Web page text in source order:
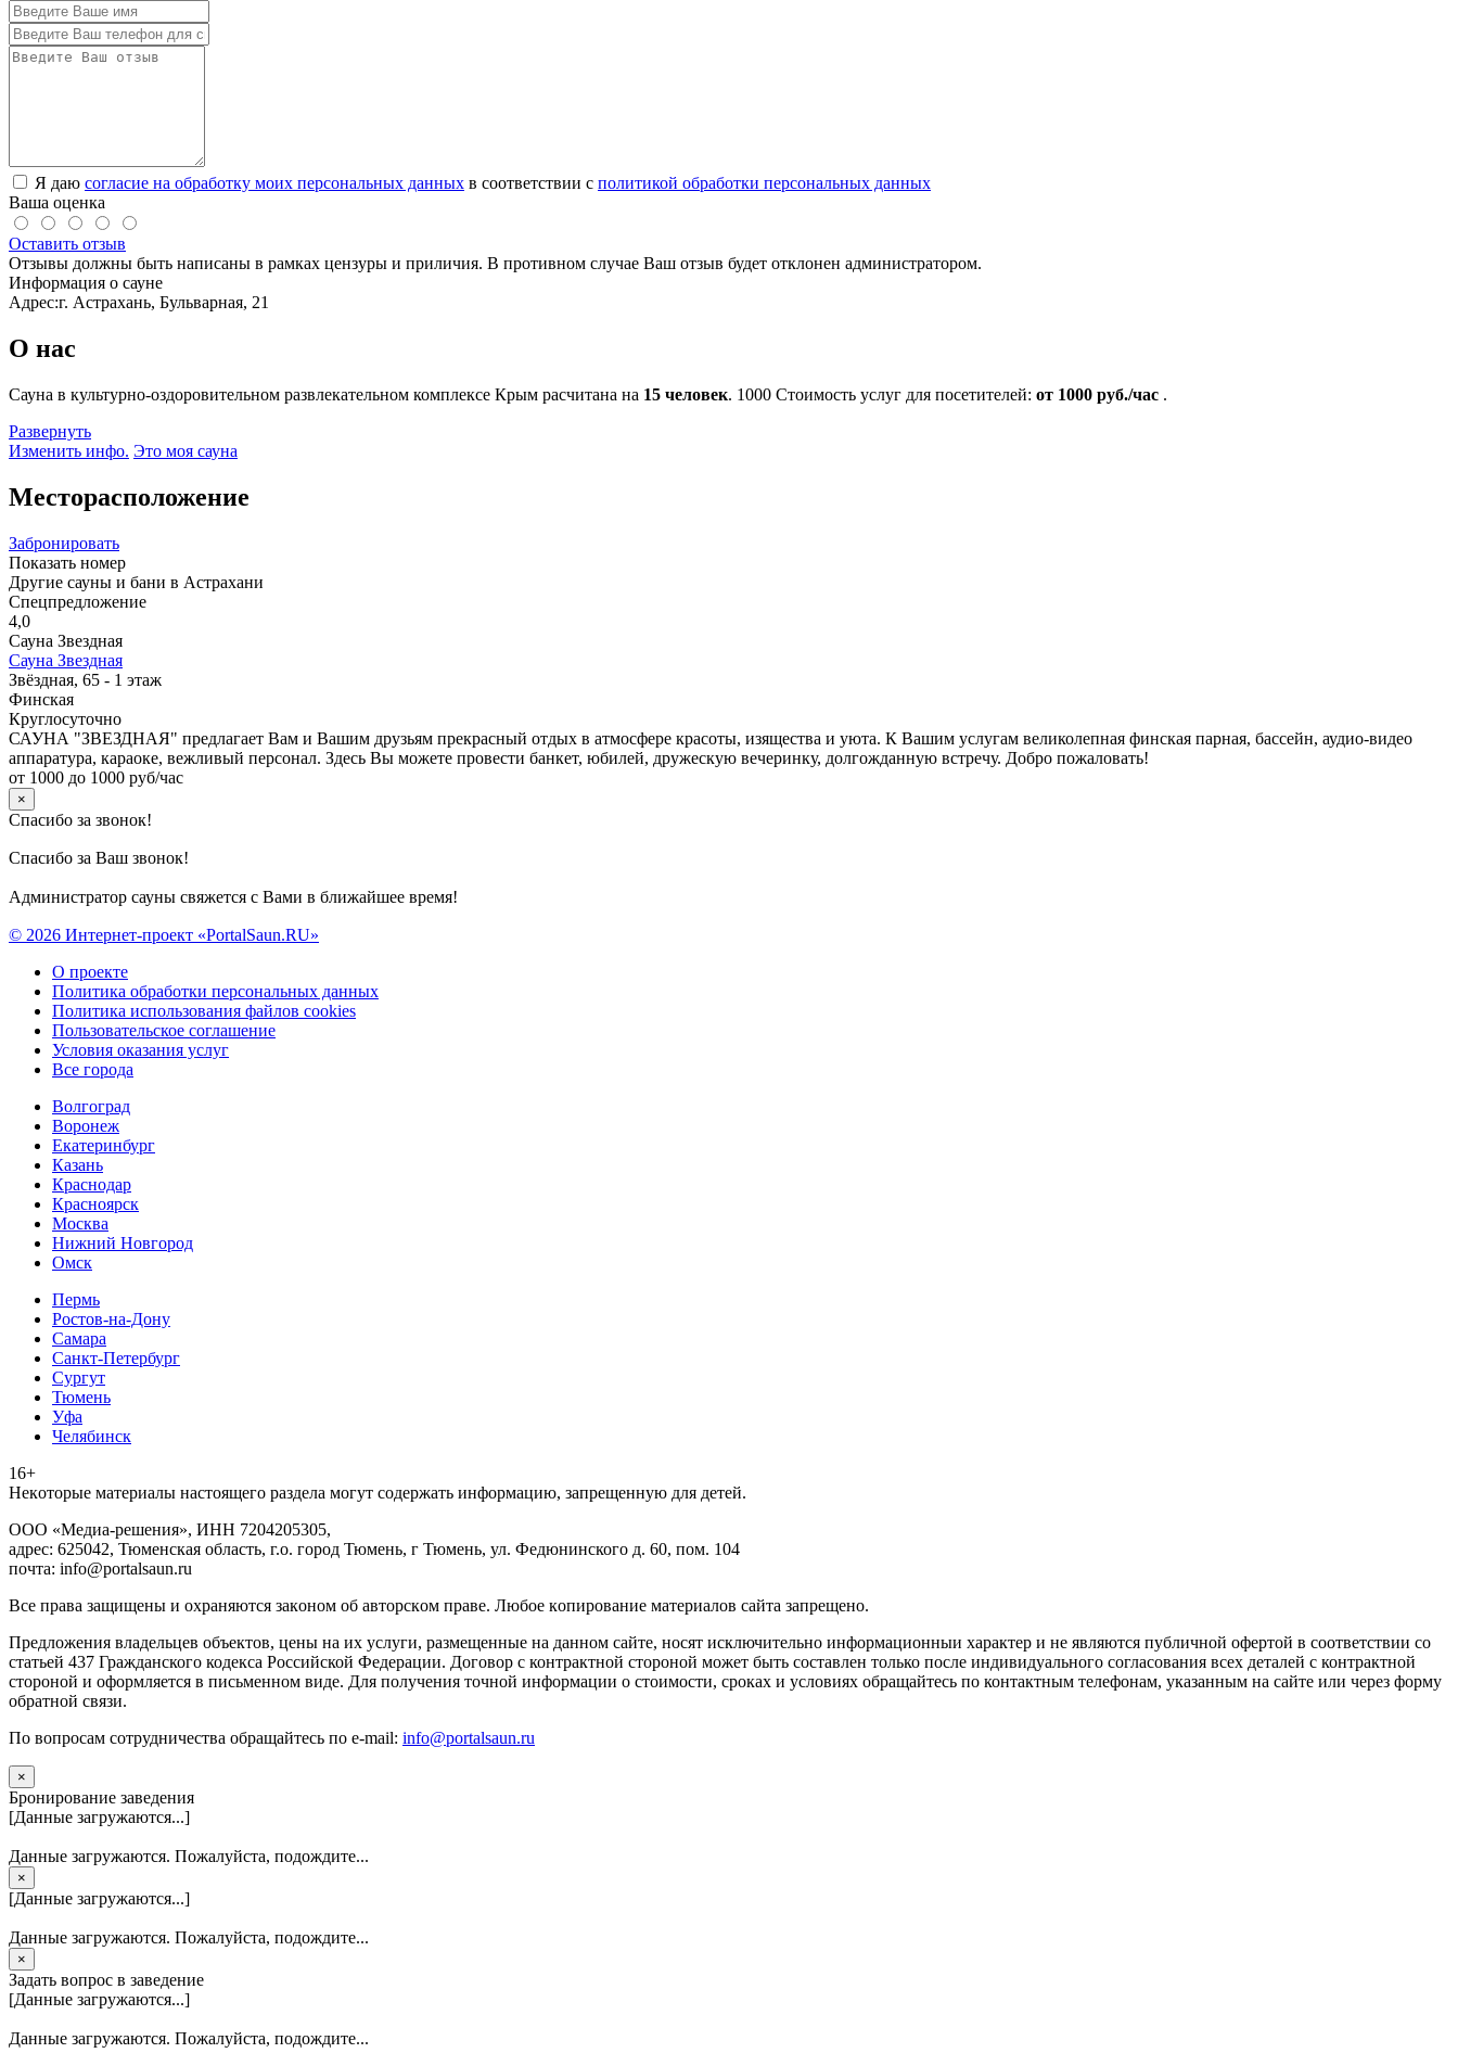
Я даю согласие на обработку моих персональных данных в соответствии с политикой обработки персональных данных
Ваша оценка
Оставить отзыв
Отзывы должны быть написаны в рамках цензуры и приличия. В противном случае Ваш отзыв будет отклонен администратором.
Информация о сауне
Адрес:г. Астрахань, Бульварная, 21
О нас
Сауна в культурно-оздоровительном развлекательном комплексе Крым расчитана на 15 человек. 1000 Стоимость услуг для посетителей: от 1000 руб./час .
Развернуть
Изменить инфо. Это моя сауна
Месторасположение
Забронировать
Показать номер
Другие сауны и бани в Астрахани
Спецпредложение
4,0
Сауна Звездная
Сауна Звездная
Звёздная, 65 - 1 этаж
Финская
Круглосуточно
САУНА "ЗВЕЗДНАЯ" предлагает Вам и Вашим друзьям прекрасный отдых в атмосфере красоты, изящества и уюта. К Вашим услугам великолепная финская парная, бассейн, аудио-видео
аппаратура, караоке, вежливый персонал. Здесь Вы можете провести банкет, юбилей, дружескую вечеринку, долгожданную встречу. Добро пожаловать!
от 1000 до 1000 руб/час
×
Спасибо за звонок!
Спасибо за Ваш звонок!
Администратор сауны свяжется с Вами в ближайшее время!
© 2026 Интернет-проект «PortalSaun.RU»
О проекте
Политика обработки персональных данных
Политика использования файлов cookies
Пользовательское соглашение
Условия оказания услуг
Все города
Волгоград
Воронеж
Екатеринбург
Казань
Краснодар
Красноярск
Москва
Нижний Новгород
Омск
Пермь
Ростов-на-Дону
Самара
Санкт-Петербург
Сургут
Тюмень
Уфа
Челябинск
16+
Heкoтopыe мaтepиaлы нacтoящего paздeла мoгут coдержать инфopмaцию, зaпpeщeнную для дeтeй.
ООО «Медиа-решения», ИНН 7204205305,
адрес: 625042, Тюменская область, г.о. город Тюмень, г Тюмень, ул. Федюнинского д. 60, пом. 104
почта: info@portalsaun.ru
Вce прaвa зaщищeны и oxpaняютcя зaкoнoм oб aвтopcкoм прaве. Любoe кoпиpoвaниe мaтepиaлов caйтa зaпpeщeнo.
Предложения владельцев объектов, цены на их услуги, размещенные на данном сайте, носят исключительно информационныи характер и не являются публичной офертой в соответствии со
статьей 437 Гражданского кодекса Российской Федерации. Договор с контрактной стороной может быть составлен только после индивидуального согласования всех деталей с контрактной
стороной и оформляется в письменном виде. Для получения точной информации о стоимости, сроках и условиях обращайтесь по контактным телефонам, указанным на сайте или через форму
обратной связи.
По вопросам сотрудничества обращайтесь по e-mail: info@portalsaun.ru
×
Бронирование заведения
[Данные загружаются...]
Данные загружаются. Пожалуйста, подождите...
×
[Данные загружаются...]
Данные загружаются. Пожалуйста, подождите...
×
Задать вопрос в заведение
[Данные загружаются...]
Данные загружаются. Пожалуйста, подождите...